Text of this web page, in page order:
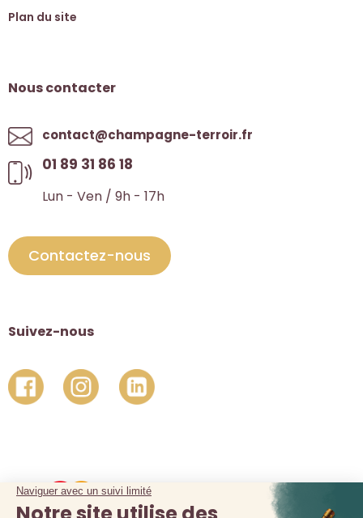
Plan du site
Nous contacter
contact@champagne-terroir.fr
01 89 31 86 18
Lun - Ven / 9h - 17h
Contactez-nous
Suivez-nous